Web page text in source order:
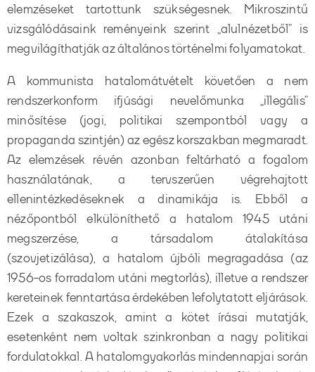
elemzéseket tartottunk szükségesnek. Mikroszintű
vizsgálódásaink reményeink szerint „alulnézetből” is
megvilágíthatják az általános történelmi folyamatokat.
A kommunista hatalomátvételt követően a nem
rendszerkonform ifjúsági nevelőmunka „illegális”
minősítése (jogi, politikai szempontból vagy a
propaganda szintjén) az egész korszakban megmaradt.
Az elemzések révén azonban feltárható a fogalom
használatának, a tervszerűen végrehajtott
ellenintézkedéseknek a dinamikája is. Ebből a
nézőpontból elkülöníthető a hatalom 1945 utáni
megszerzése, a társadalom átalakítása
(szovjetizálása), a hatalom újbóli megragadása (az
1956-os forradalom utáni megtorlás), illetve a rendszer
kereteinek fenntartása érdekében lefolytatott eljárások.
Ezek a szakaszok, amint a kötet írásai mutatják,
esetenként nem voltak szinkronban a nagy politikai
fordulatokkal. A hatalomgyakorlás mindennapjai során